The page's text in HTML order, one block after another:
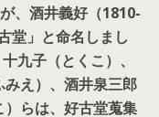
、酒井義好（1810-
堂」と命名しまし
九子（とくこ）、
え）、酒井泉三郎
）らは、好古堂蒐集